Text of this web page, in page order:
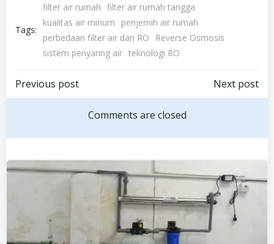
Tags:
filter air rumah filter air rumah tangga
kualitas air minum
penjernih air rumah
perbedaan filter air dan RO
Reverse Osmosis
sistem penyaring air teknologi RO
Post
navigation
Previous post
Post
navigation
Next post
Comments are closed